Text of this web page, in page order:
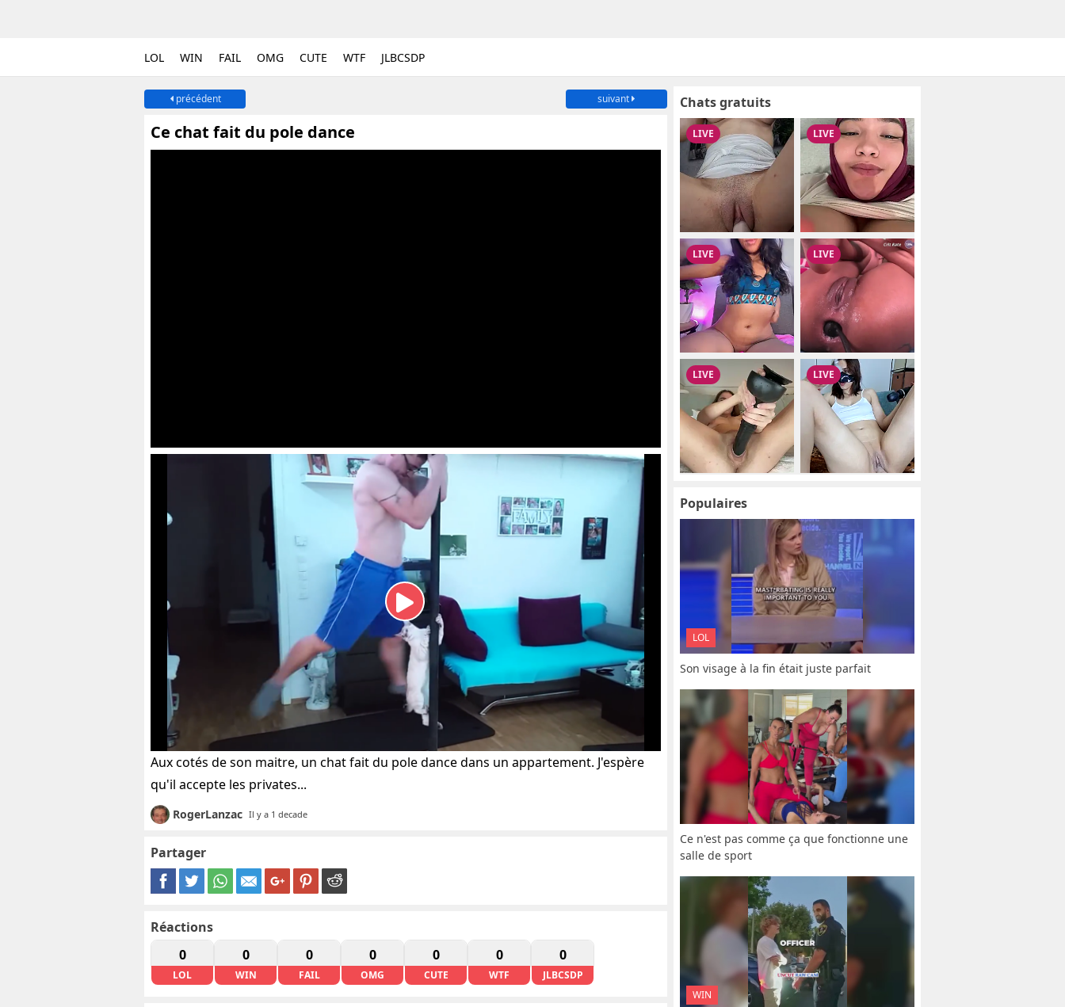
LOL WIN FAIL OMG CUTE WTF JLBCSDP
précédent suivant
Ce chat fait du pole dance
Aux cotés de son maitre, un chat fait du pole dance dans un appartement. J'espère
qu'il accepte les privates...
RogerLanzac Il y a 1 decade
Partager
Réactions
0
LOL
0
WIN
0
FAIL
0
OMG
0
CUTE
0
WTF
0
JLBCSDP
Chats gratuits
Populaires
LOL
Son visage à la fin était juste parfait
Ce n'est pas comme ça que fonctionne une
salle de sport
WIN